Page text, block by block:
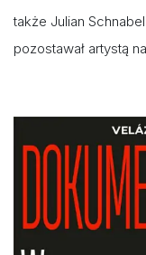
także Julian
pozostawał artystą